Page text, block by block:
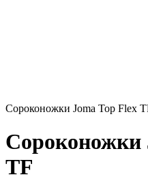
Сороконожки Joma Top Flex
Сороконожки
TF